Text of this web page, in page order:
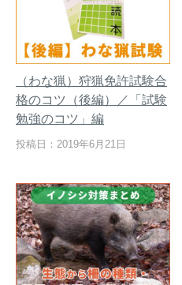
（わな猟）狩猟免許試験合
格のコツ（後編）／「試験
勉強のコツ」編
投稿日：2019年6月21日